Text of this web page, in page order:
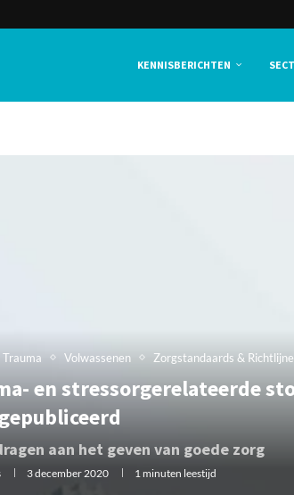
KENNISBERICHTEN
Trauma Volwassenen Zorgstandaards &
en stressorgerelateerde
gepubliceerd
aan het geven van goede zorg
3 december 2020 1 minuten leestijd